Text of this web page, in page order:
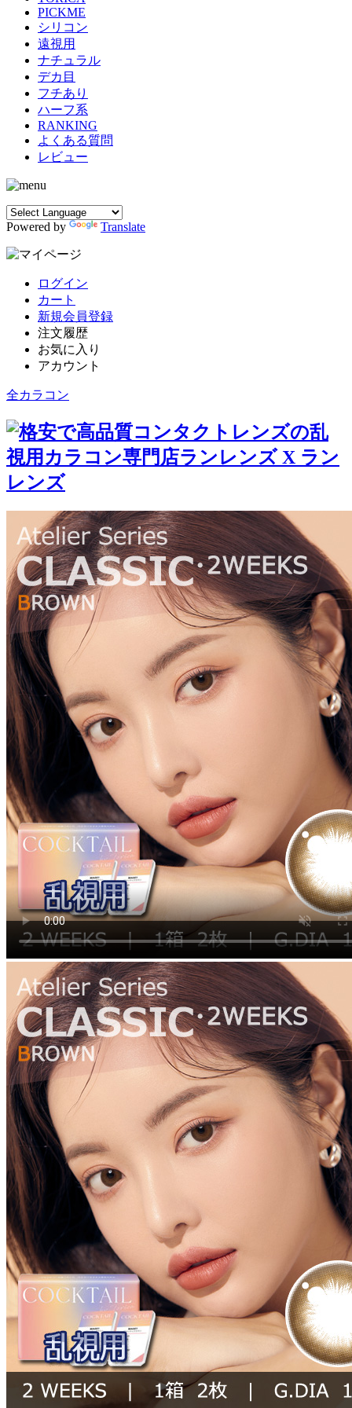
PICKME
シリコン
遠視用
ナチュラル
デカ目
フチあり
ハーフ系
RANKING
よくある質問
レビュー
Powered by Translate
ログイン
カート
新規会員登録
注文履歴
お気に入り
アカウント
全カラコン